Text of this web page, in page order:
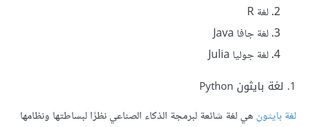
لغة R
لغة جافا Java
لغة جوليا Julia
1. لغة بايثون Python
لغة بايثونهي لغة شائعة لبرمجة الذكاء الصناعي نظرًا لبساطتها ونظامها